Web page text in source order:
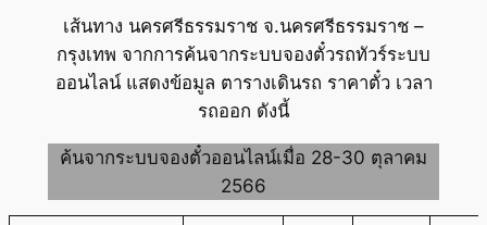
เส้นทาง นครศรีธรรมราช จ.นครศรีธรรมราช –
กรุงเทพ จากการค้นจากระบบจองตั๋วรถทัวร์ระบบ
ออนไลน์ แสดงข้อมูล ตารางเดินรถ ราคาตั๋ว เวลา
รถออก ดังนี้
ค้นจากระบบจองตั๋วออนไลน์เมื่อ 28-30 ตุลาคม
2566